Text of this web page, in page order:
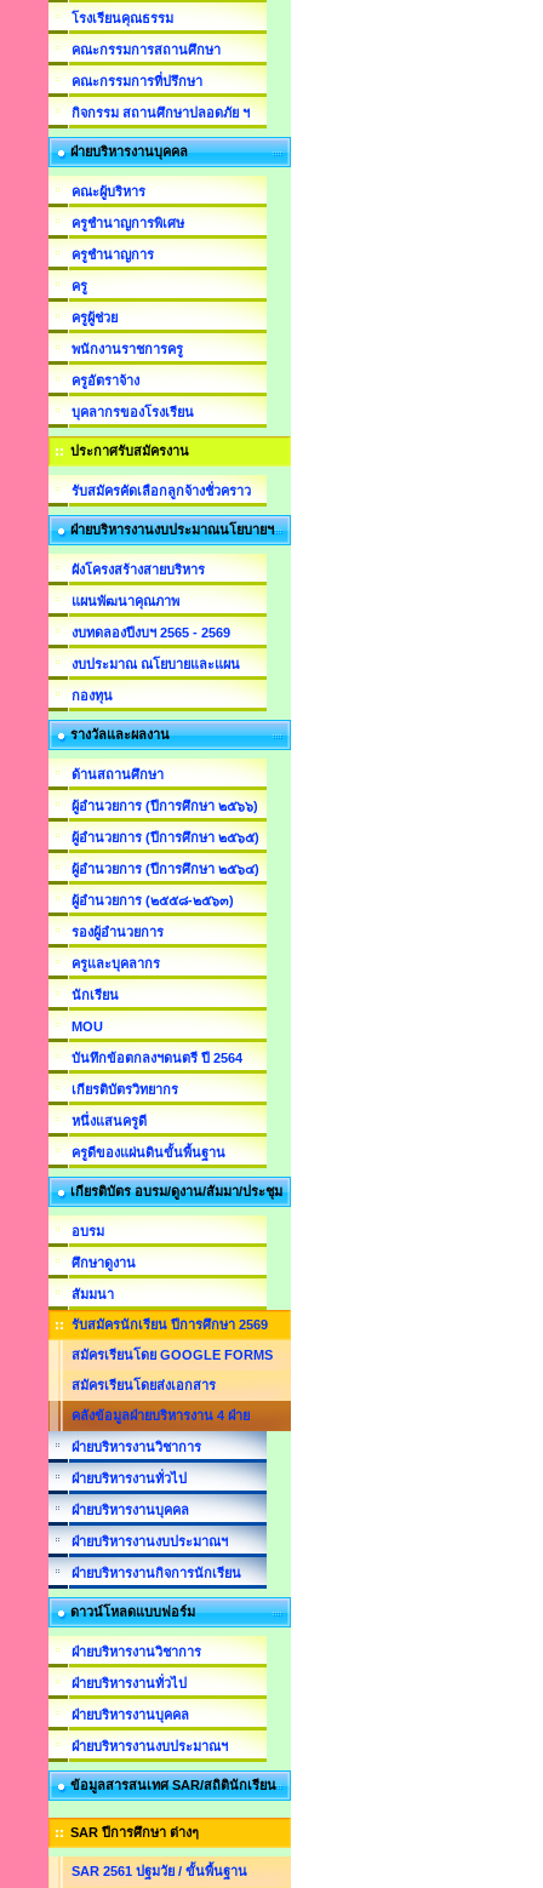
โรงเรียนคุณธรรม
คณะกรรมการสถานศึกษา
คณะกรรมการที่ปรึกษา
กิจกรรม สถานศึกษาปลอดภัย ฯ
ฝ่ายบริหารงานบุคคล
คณะผู้บริหาร
ครูชำนาญการพิเศษ
ครูชำนาญการ
ครู
ครูผู้ช่วย
พนักงานราชการครู
ครูอัตราจ้าง
บุคลากรของโรงเรียน
ประกาศรับสมัครงาน
รับสมัครคัดเลือกลูกจ้างชั่วคราว
ฝ่ายบริหารงานงบประมาณนโยบายฯ
ผังโครงสร้างสายบริหาร
แผนพัฒนาคุณภาพ
งบทดลองปีงบฯ 2565 - 2569
งบประมาณ ณโยบายและแผน
กองทุน
รางวัลและผลงาน
ด้านสถานศึกษา
ผู้อำนวยการ (ปีการศึกษา ๒๕๖๖)
ผู้อำนวยการ (ปีการศึกษา ๒๕๖๕)
ผู้อำนวยการ (ปีการศึกษา ๒๕๖๔)
ผู้อำนวยการ (๒๕๕๘-๒๕๖๓)
รองผู้อำนวยการ
ครูและบุคลากร
นักเรียน
MOU
บันทึกข้อตกลงฯดนตรี ปี 2564
เกียรติบัตรวิทยากร
หนึ่งแสนครูดี
ครูดีของแผ่นดินขั้นพื้นฐาน
เกียรติบัตร อบรม/ดูงาน/สัมมา/ประชุม
อบรม
ศึกษาดูงาน
สัมมนา
รับสมัครนักเรียน ปีการศึกษา 2569
สมัครเรียนโดย GOOGLE FORMS
สมัครเรียนโดยส่งเอกสาร
คลังข้อมูลฝ่ายบริหารงาน 4 ฝ่าย
ฝ่ายบริหารงานวิชาการ
ฝ่ายบริหารงานทั่วไป
ฝ่ายบริหารงานบุคคล
ฝ่ายบริหารงานงบประมาณฯ
ฝ่ายบริหารงานกิจการนักเรียน
ดาวน์โหลดแบบฟอร์ม
ฝ่ายบริหารงานวิชาการ
ฝ่ายบริหารงานทั่วไป
ฝ่ายบริหารงานบุคคล
ฝ่ายบริหารงานงบประมาณฯ
ข้อมูลสารสนเทศ SAR/สถิตินักเรียน
SAR ปีการศึกษา ต่างๆ
SAR 2561 ปฐมวัย / ขั้นพื้นฐาน